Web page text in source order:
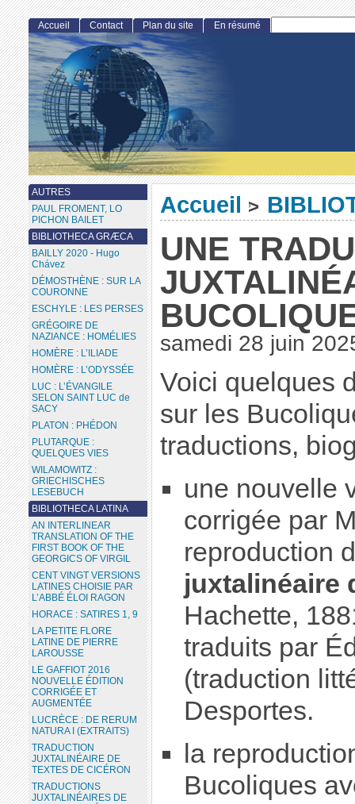
Accueil >
UNE
samedi 28 juin
Voici quelques
sur les
traductions,
une nouvelle
corrigée par
reproduction
juxtalinéaire
Hachette,
traduits par
(traduction
Desportes.
la
Bucoliques
Accueil Contact Plan du site En résumé
AUTRES
PAUL FROMENT, LO
PICHON BAILET
BIBLIOTHECA GRÆCA
BAILLY 2020 - Hugo
Chávez
DÉMOSTHÈNE : SUR LA
COURONNE
ESCHYLE : LES PERSES
GRÉGOIRE DE
NAZIANCE : HOMÉLIES
HOMÈRE : L’ILIADE
HOMÈRE : L’ODYSSÉE
LUC : L’ÉVANGILE
SELON SAINT LUC de
SACY
PLATON : PHÉDON
PLUTARQUE :
QUELQUES VIES
WILAMOWITZ :
GRIECHISCHES
LESEBUCH
BIBLIOTHECA LATINA
AN INTERLINEAR
TRANSLATION OF THE
FIRST BOOK OF THE
GEORGICS OF VIRGIL
CENT VINGT VERSIONS
LATINES CHOISIE PAR
L’ABBÉ ÉLOI RAGON
HORACE : SATIRES 1, 9
LA PETITE FLORE
LATINE DE PIERRE
LAROUSSE
LE GAFFIOT 2016
NOUVELLE ÉDITION
CORRIGÉE ET
AUGMENTÉE
LUCRÈCE : DE RERUM
NATURA I (EXTRAITS)
TRADUCTION
JUXTALINÉAIRE DE
TEXTES DE CICÉRON
TRADUCTIONS
JUXTALINÉAIRES DE